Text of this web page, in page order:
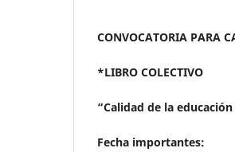
CONVOCATORIA PARA
*LIBRO COLECTIVO
“Calidad de la
Fecha importantes: